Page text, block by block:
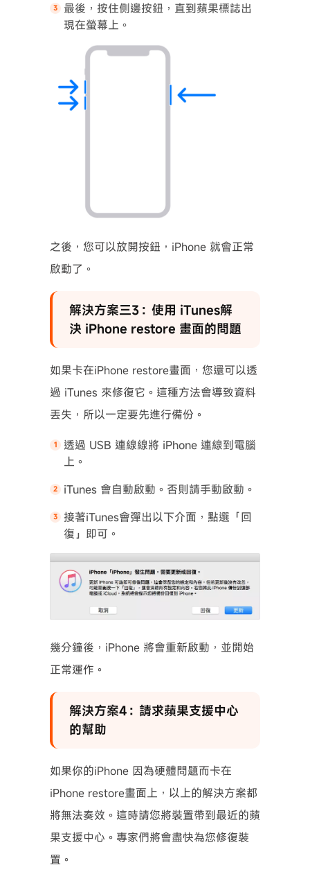
最後，按住側邊按鈕，直到蘋果標誌出
現在螢幕上。
之後，您可以放開按鈕，iPhone 就會正常
啟動了。
解決方案三3：使用 iTunes解
決 iPhone restore 畫面的問題
如果卡在iPhone restore畫面，您還可以透
過 iTunes 來修復它。這種方法會導致資料
丟失，所以一定要先進行備份。
透過 USB 連線線將 iPhone 連線到電腦
上。
iTunes 會自動啟動。否則請手動啟動。
接著iTunes會彈出以下介面，點選「回
復」即可。
幾分鐘後，iPhone 將會重新啟動，並開始
正常運作。
解決方案4：請求蘋果支援中心
的幫助
如果你的iPhone 因為硬體問題而卡在
iPhone restore畫面上，以上的解決方案都
將無法奏效。這時請您將裝置帶到最近的蘋
果支援中心。專家們將會盡快為您修復裝
置。